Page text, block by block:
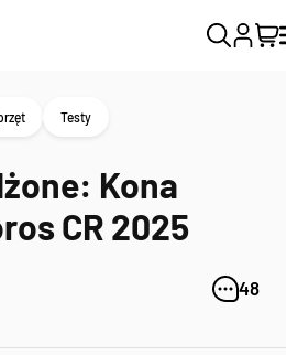
Testy
Kona
CR 2025
48